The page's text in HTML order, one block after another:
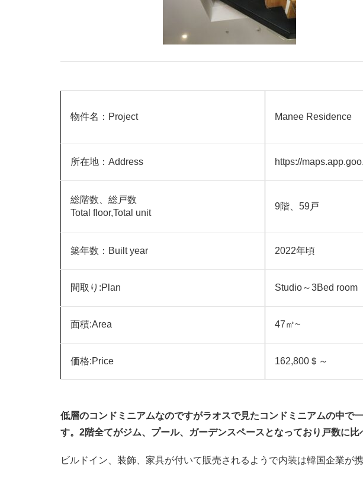
物件名：Project Manee Residence
所在地：Address https://
総階数、総戸数
Total floor,Total unit
9階、59戸
築年数：Built year 2022年頃
間取り:Plan Studio～3Bed room
面積:Area 47㎡~
価格:Price 162,800＄～
低層のコンドミニアムなのですがラオスで見たコンドミニアムの中で
す。2階全てがジム、プール、ガーデンスペースとなっており戸数に比
ビルドイン、装飾、家具が付いて販売されるようで内装は韓国企業が